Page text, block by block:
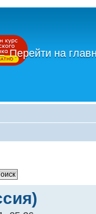
Перейти на